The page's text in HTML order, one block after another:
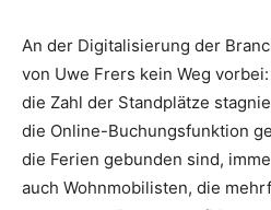
An der Digitalisierung der
von Uwe Frers kein Weg
die Zahl der Standplätze
die Online-Buchungsfunktion
die Ferien gebunden sind,
auch Wohnmobilisten, die